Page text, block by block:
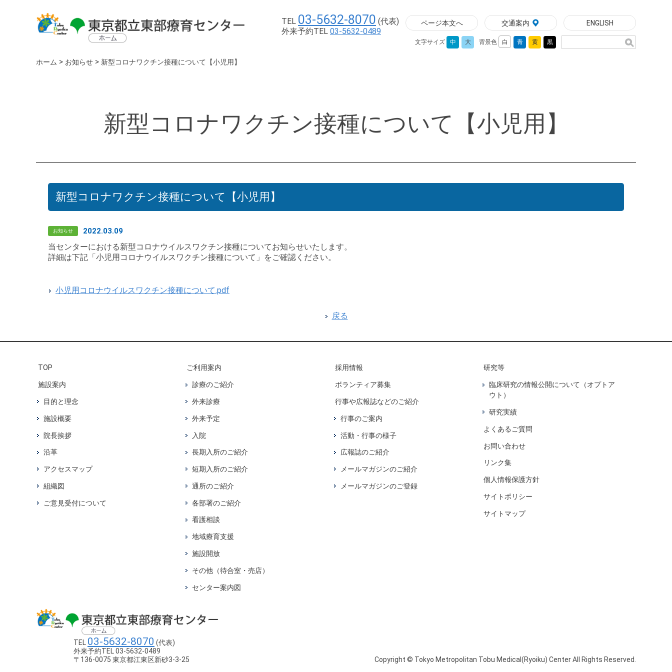
TEL 03-5632-8070 (代表)
外来予約TEL 03-5632-0489
ページ本文へ 交通案内 ENGLISH
文字サイズ 中 大 背景色 白 青 黄 黒
ホーム > お知らせ > 新型コロナワクチン接種について【小児用】
新型コロナワクチン接種について【小児用】
新型コロナワクチン接種について【小児用】
お知らせ 2022.03.09
当センターにおける新型コロナウイルスワクチン接種についてお知らせいたします。
詳細は下記「小児用コロナウイルスワクチン接種について」をご確認ください。
小児用コロナウイルスワクチン接種について.pdf
戻る
TOP
施設案内
目的と理念
施設概要
院長挨拶
沿革
アクセスマップ
組織図
ご意見受付について
ご利用案内
診療のご紹介
外来診療
外来予定
入院
長期入所のご紹介
短期入所のご紹介
通所のご紹介
各部署のご紹介
看護相談
地域療育支援
施設開放
その他（待合室・売店）
センター案内図
採用情報
ボランティア募集
行事や広報誌などのご紹介
行事のご案内
活動・行事の様子
広報誌のご紹介
メールマガジンのご紹介
メールマガジンのご登録
研究等
臨床研究の情報公開について（オプトア
ウト）
研究実績
よくあるご質問
お問い合わせ
リンク集
個人情報保護方針
サイトポリシー
サイトマップ
TEL 03-5632-8070 (代表)
外来予約TEL 03-5632-0489
〒136-0075 東京都江東区新砂3-3-25
Copyright © Tokyo Metropolitan Tobu Medical(Ryoiku) Center All Rights Reserved.